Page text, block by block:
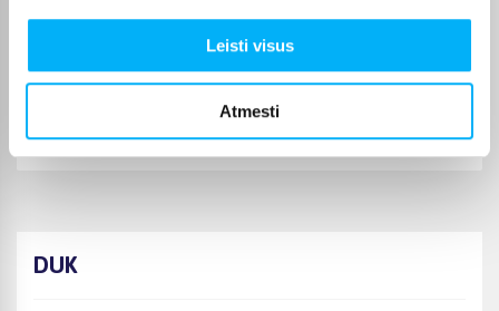
Leisti visus
Atmesti
Tyli, tvirta ir patvari
Neringa R.
Patogus, kokybiškas dantų šepetėlis
DUK